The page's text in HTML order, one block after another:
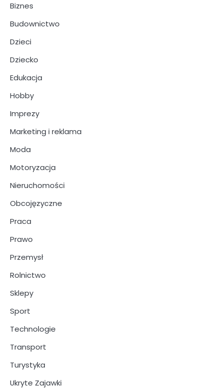
Biznes
Budownictwo
Dzieci
Dziecko
Edukacja
Hobby
Imprezy
Marketing i reklama
Moda
Motoryzacja
Nieruchomości
Obcojęzyczne
Praca
Prawo
Przemysł
Rolnictwo
Sklepy
Sport
Technologie
Transport
Turystyka
Ukryte Zajawki